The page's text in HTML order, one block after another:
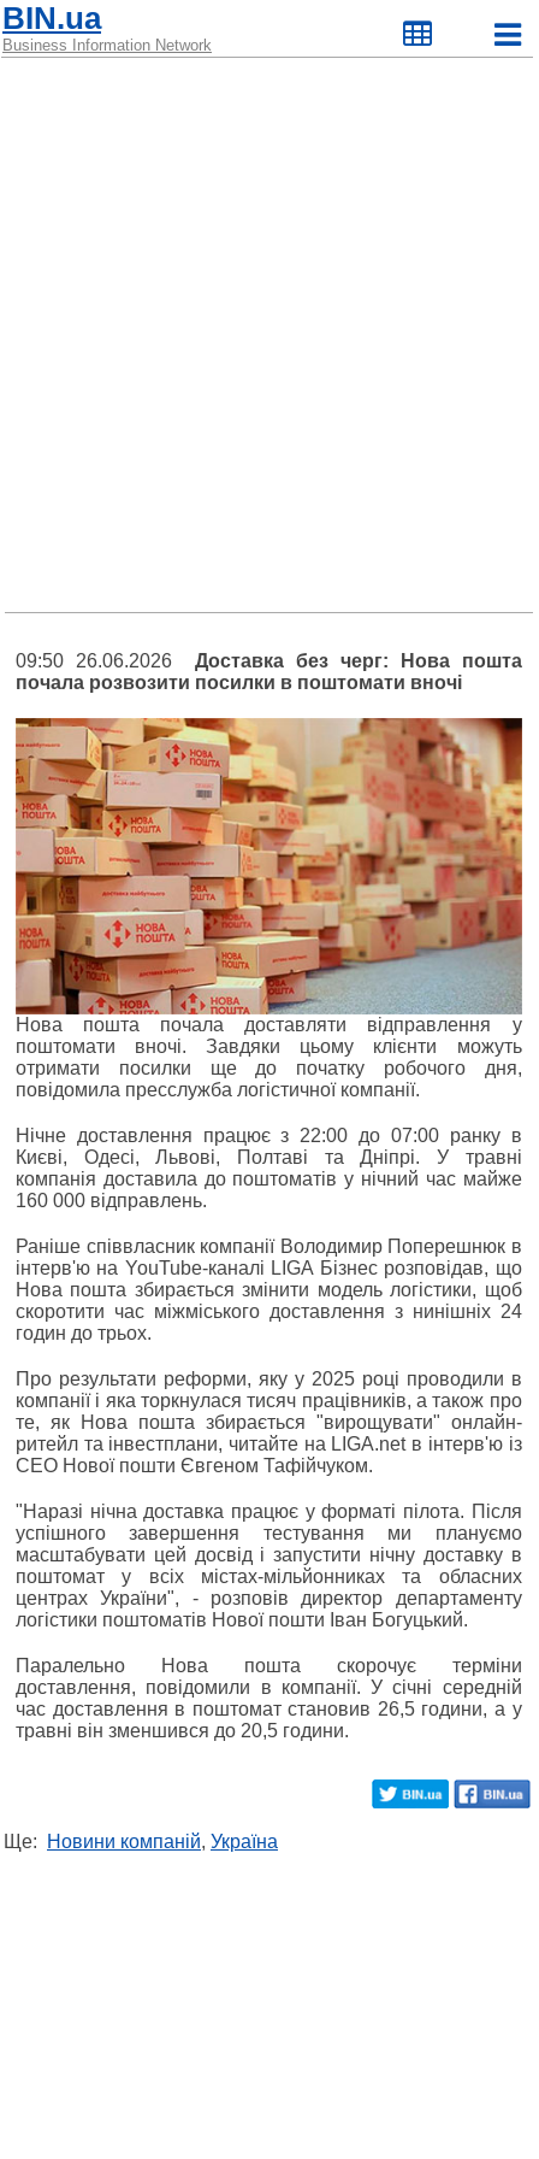
BIN.ua
Business Information Network
09:50 26.06.2026Доставка без черг: Нова пошта
почала розвозити посилки в поштомати вночі
Нова пошта почала доставляти відправлення у
поштомати вночі. Завдяки цьому клієнти можуть
отримати посилки ще до початку робочого дня,
повідомила пресслужба логістичної компанії.
Нічне доставлення працює з 22:00 до 07:00 ранку в
Києві, Одесі, Львові, Полтаві та Дніпрі. У травні
компанія доставила до поштоматів у нічний час майже
160 000 відправлень.
Раніше співвласник компанії Володимир Поперешнюк в
інтерв'ю на YouTube-каналі LIGA Бізнес розповідав, що
Нова пошта збирається змінити модель логістики, щоб
скоротити час міжміського доставлення з нинішніх 24
годин до трьох.
Про результати реформи, яку у 2025 році проводили в
компанії і яка торкнулася тисяч працівників, а також про
те, як Нова пошта збирається "вирощувати" онлайн-
ритейл та інвестплани, читайте на LIGA.net в інтерв'ю із
СЕО Нової пошти Євгеном Тафійчуком.
"Наразі нічна доставка працює у форматі пілота. Після
успішного завершення тестування ми плануємо
масштабувати цей досвід і запустити нічну доставку в
поштомат у всіх містах-мільйонниках та обласних
центрах України", - розповів директор департаменту
логістики поштоматів Нової пошти Іван Богуцький.
Паралельно Нова пошта скорочує терміни
доставлення, повідомили в компанії. У січні середній
час доставлення в поштомат становив 26,5 години, а у
травні він зменшився до 20,5 години.
Ще: Новини компаній, Україна